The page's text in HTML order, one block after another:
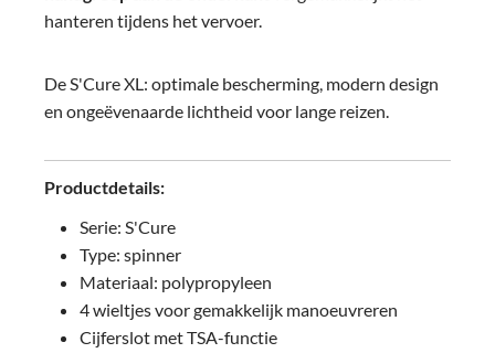
hanteren tijdens het vervoer.
De S'Cure XL: optimale bescherming, modern design
en ongeëvenaarde lichtheid voor lange reizen.
Productdetails:
Serie: S'Cure
Type: spinner
Materiaal: polypropyleen
4 wieltjes voor gemakkelijk manoeuvreren
Cijferslot met TSA-functie